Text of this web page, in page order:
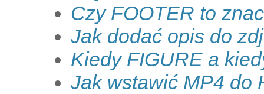
Czy FOOTER to
Jak dodać opis do
Kiedy FIGURE a
Jak wstawić MP4 do